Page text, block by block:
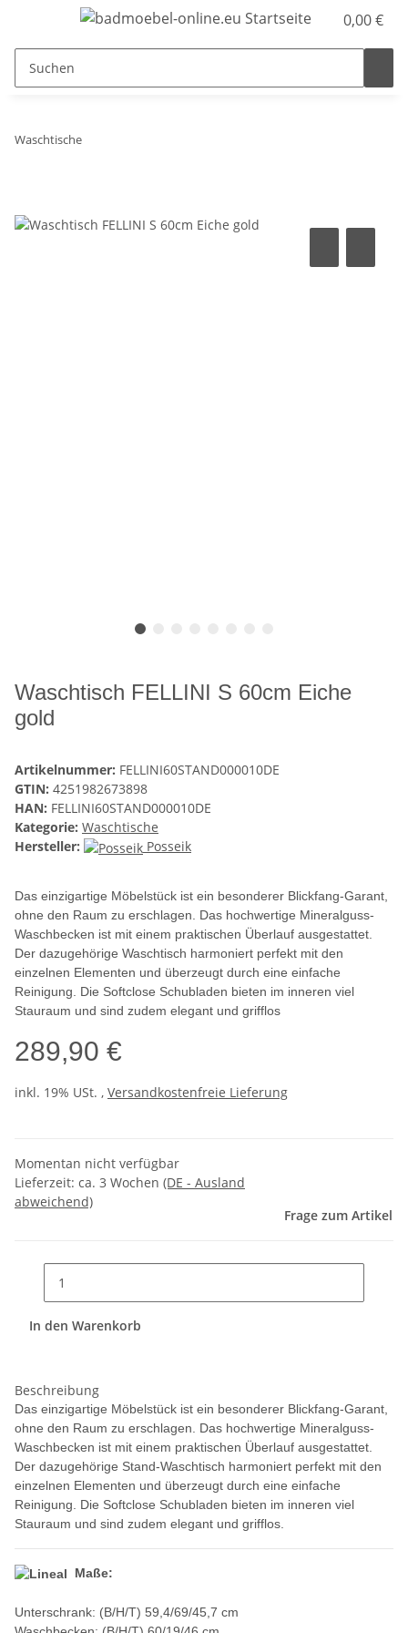
0,00 €
Waschtische
Waschtisch FELLINI S 60cm Eiche
gold
Artikelnummer: FELLINI60STAND000010DE
GTIN: 4251982673898
HAN: FELLINI60STAND000010DE
Kategorie: Waschtische
Hersteller:
Posseik
Das einzigartige Möbelstück ist ein besonderer Blickfang-Garant,
ohne den Raum zu erschlagen. Das hochwertige Mineralguss-
Waschbecken ist mit einem praktischen Überlauf ausgestattet.
Der dazugehörige Waschtisch harmoniert perfekt mit den
einzelnen Elementen und überzeugt durch eine einfache
Reinigung. Die Softclose Schubladen bieten im inneren viel
Stauraum und sind zudem elegant und grifflos
289,90 €
inkl. 19% USt. , Versandkostenfreie Lieferung
Momentan nicht verfügbar
Lieferzeit: ca. 3 Wochen (DE - Ausland
abweichend)
Frage zum Artikel
In den Warenkorb
Beschreibung
Das einzigartige Möbelstück ist ein besonderer Blickfang-Garant,
ohne den Raum zu erschlagen. Das hochwertige Mineralguss-
Waschbecken ist mit einem praktischen Überlauf ausgestattet.
Der dazugehörige Stand-Waschtisch harmoniert perfekt mit den
einzelnen Elementen und überzeugt durch eine einfache
Reinigung. Die Softclose Schubladen bieten im inneren viel
Stauraum und sind zudem elegant und grifflos.
Maße:
Unterschrank: (B/H/T) 59,4/69/45,7 cm